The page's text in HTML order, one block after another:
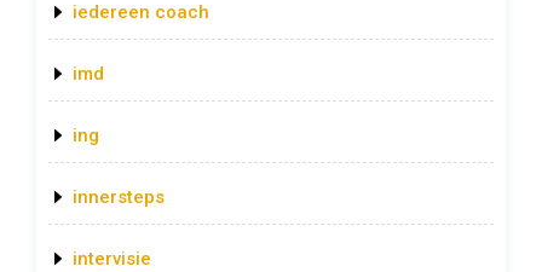
iedereen coach
imd
ing
innersteps
intervisie